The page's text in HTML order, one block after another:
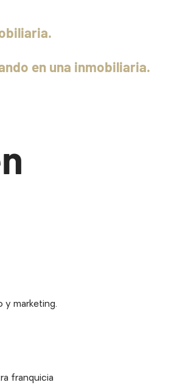
en una inmobiliaria.
y marketing.
franquicia